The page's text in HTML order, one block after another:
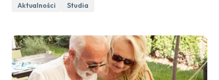
Aktualności Studia